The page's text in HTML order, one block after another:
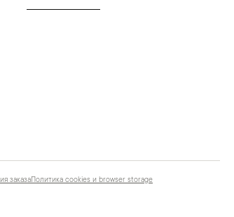
заказаПолитика cookies и browser storage